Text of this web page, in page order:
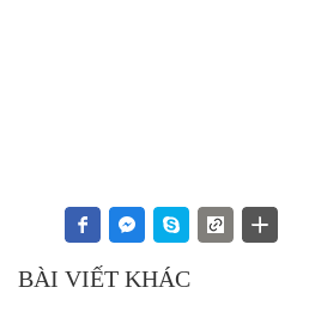
BÀI VIẾT KHÁC